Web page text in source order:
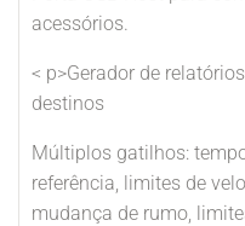
acessórios.
< p>Gerador de
destinos
Múltiplos gatilhos:
referência, limites de
mudança de rumo,